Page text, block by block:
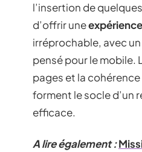
l’insertion de
d’offrir une
irréprochable, avec
pensé pour le mobile.
pages et la
forment le socle d’un
efficace.
A lire également :